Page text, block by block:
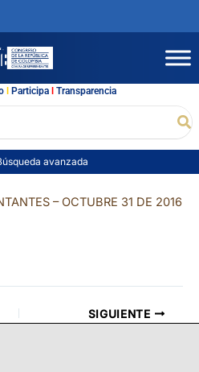
l Participal Transparencia
avanzada
– OCTUBRE 31 DE 2016
SIGUIENTE